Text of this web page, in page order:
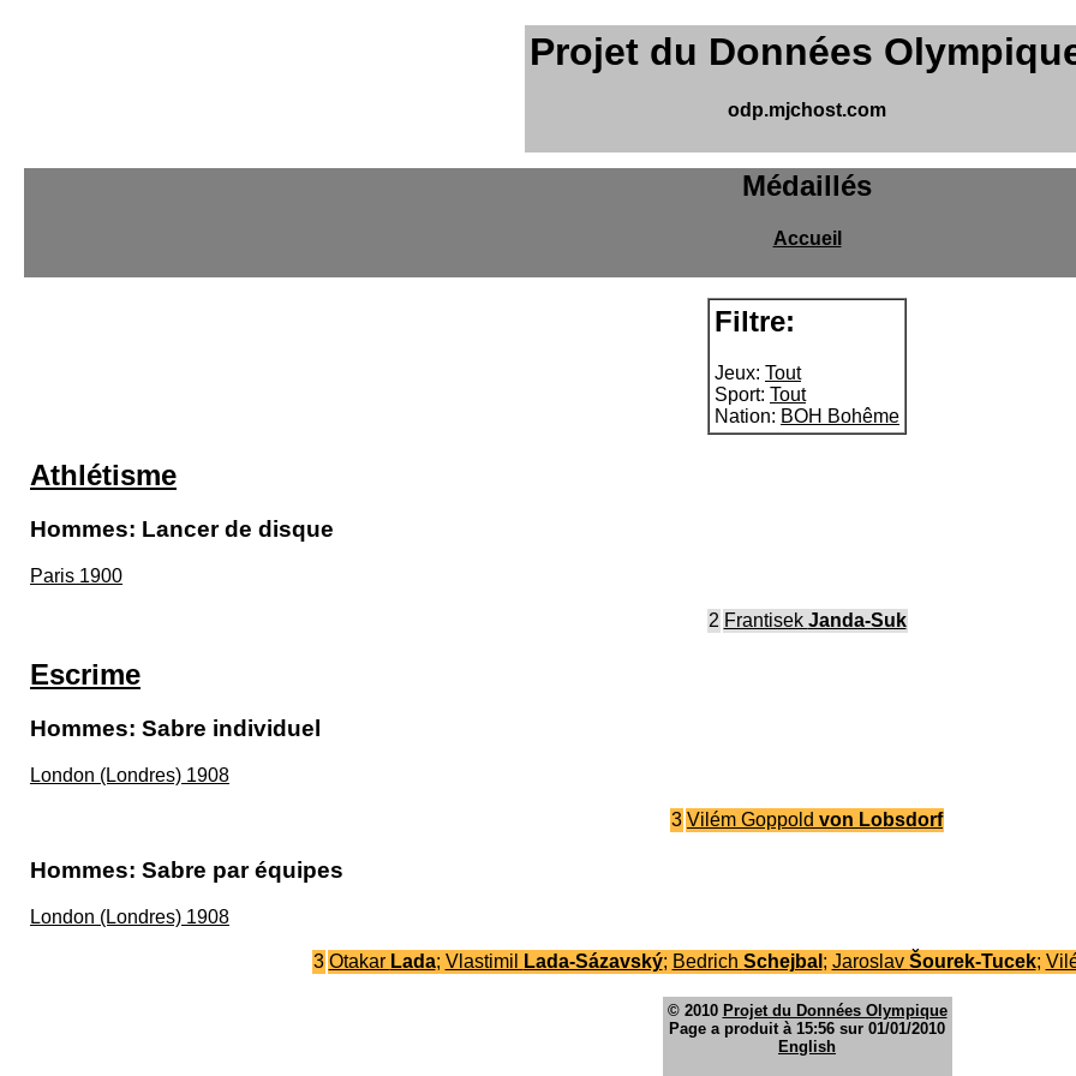
Projet du Données
odp.mjchost.com
Médaillés
Accueil
Filtre:
Jeux: Tout
Sport: Tout
Nation: BOH Bohême
Athlétisme
Hommes: Lancer de disque
Paris 1900
2 Frantisek Janda-Suk
Escrime
Hommes: Sabre individuel
London (Londres) 1908
3 Vilém Goppold von Lobsdorf
Hommes: Sabre par équipes
London (Londres) 1908
3 Otakar Lada; Vlastimil Lada-Sázavský; Bedrich Schejbal ; Jaroslav Šourek-Tucek;
© 2010 Projet du Données Olympique
Page a produit à 15:56 sur 01/01/2010
English